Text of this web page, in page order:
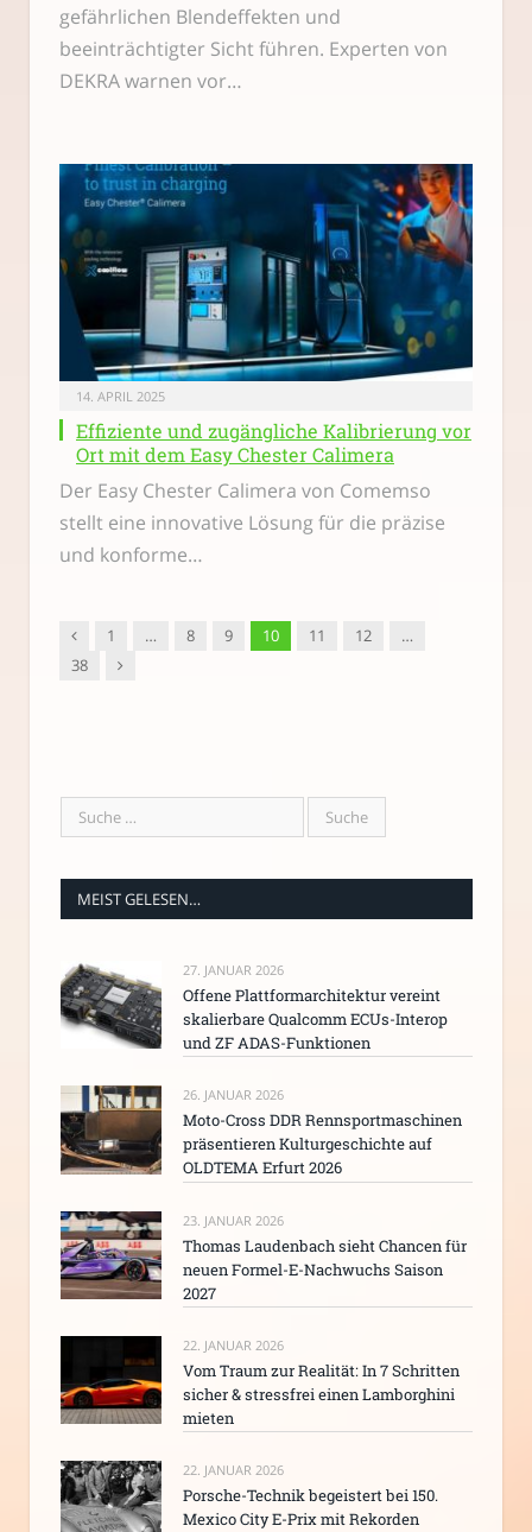
gefährlichen Blendeffekten und
beeinträchtigter Sicht führen. Experten von
DEKRA warnen vor…
14. APRIL 2025
Effiziente und zugängliche Kalibrierung vor
Ort mit dem Easy Chester Calimera
Der Easy Chester Calimera von Comemso
stellt eine innovative Lösung für die präzise
und konforme…
Vorgänger
1 … 8 9 10 11 12
…
38
Nachfolger
MEIST GELESEN…
27. JANUAR 2026
Offene Plattformarchitektur vereint
skalierbare Qualcomm ECUs-Interop
und ZF ADAS-Funktionen
26. JANUAR 2026
Moto-Cross DDR Rennsportmaschinen
präsentieren Kulturgeschichte auf
OLDTEMA Erfurt 2026
23. JANUAR 2026
Thomas Laudenbach sieht Chancen für
neuen Formel-E-Nachwuchs Saison
2027
22. JANUAR 2026
Vom Traum zur Realität: In 7 Schritten
sicher & stressfrei einen Lamborghini
mieten
22. JANUAR 2026
Porsche-Technik begeistert bei 150.
Mexico City E-Prix mit Rekorden